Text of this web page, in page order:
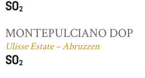
MONTEPULCIANO DOP
Ulisse Estate – Abruzzen